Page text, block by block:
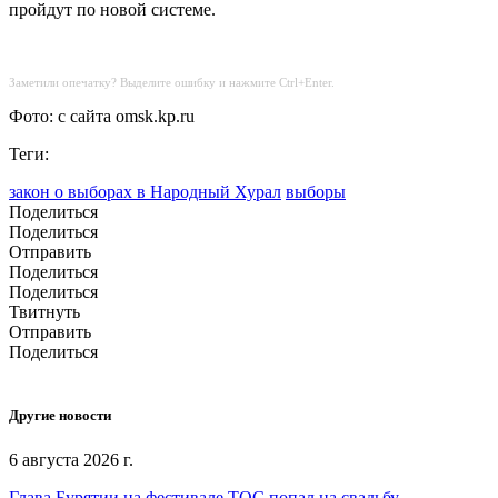
пройдут по новой системе.
Заметили опечатку? Выделите ошибку и нажмите Ctrl+Enter.
Фото: с сайта omsk.kp.ru
Теги:
закон о выборах в Народный Хурал выборы
Поделиться
Поделиться
Отправить
Поделиться
Поделиться
Твитнуть
Отправить
Поделиться
Другие новости
6 августа 2026 г.